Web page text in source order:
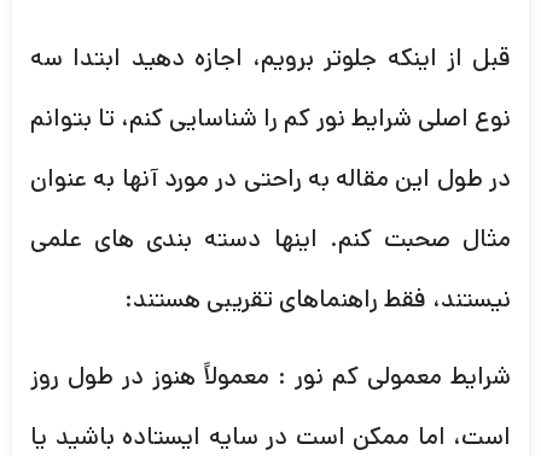
قبل از اینکه جلوتر برویم، اجازه دهید ابتدا سه
نوع اصلی شرایط نور کم را شناسایی کنم، تا بتوانم
در طول این مقاله به راحتی در مورد آنها به عنوان
مثال صحبت کنم. اینها دسته بندی های علمی
نیستند، فقط راهنماهای تقریبی هستند:
شرایط معمولی کم نور : معمولاً هنوز در طول روز
است، اما ممکن است در سایه ایستاده باشید یا